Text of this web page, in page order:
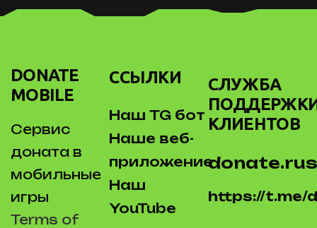
DONATE
MOBILE
Сервис
доната в
мобильные
игры
Terms of
ССЫЛКИ
Наш TG бот
Наше веб-
приложение
Наш
YouTube
СЛУЖБА
КЛИЕНТОВ
https://t.me/